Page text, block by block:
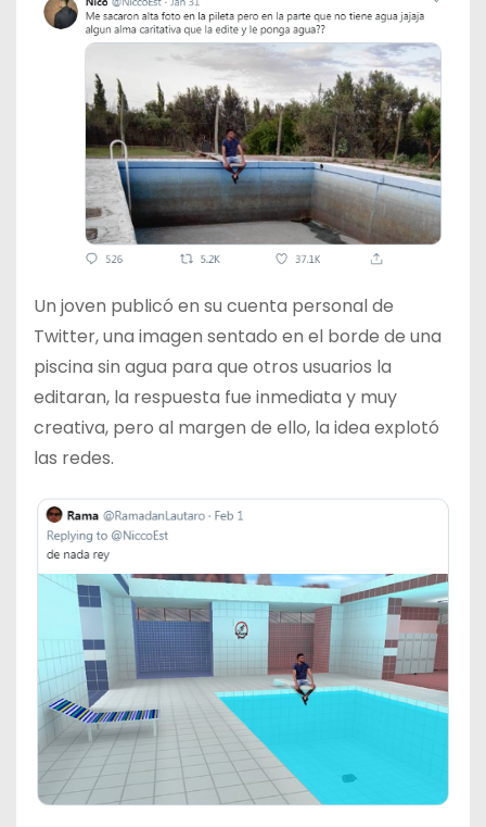
Un joven publicó en su cuenta personal de
Twitter, una imagen sentado en el borde de una
piscina sin agua para que otros usuarios la
editaran, la respuesta fue inmediata y muy
creativa, pero al margen de ello, la idea explotó
las redes.